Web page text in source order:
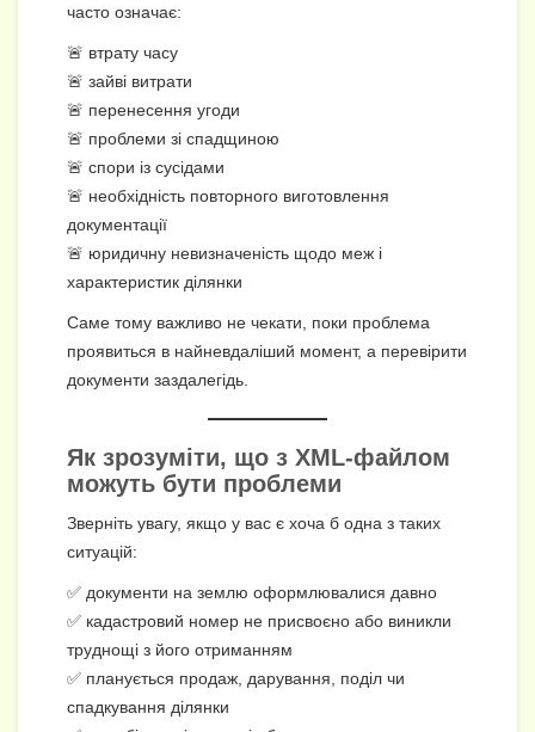
часто означає:
🚨 втрату часу
🚨 зайві витрати
🚨 перенесення угоди
🚨 проблеми зі спадщиною
🚨 спори із сусідами
🚨 необхідність повторного виготовлення
документації
🚨 юридичну невизначеність щодо меж і
характеристик ділянки
Саме тому важливо не чекати, поки проблема
проявиться в найневдаліший момент, а перевірити
документи заздалегідь.
Як зрозуміти, що з XML-файлом
можуть бути проблеми
Зверніть увагу, якщо у вас є хоча б одна з таких
ситуацій:
✅ документи на землю оформлювалися давно
✅ кадастровий номер не присвоєно або виникли
труднощі з його отриманням
✅ планується продаж, дарування, поділ чи
спадкування ділянки